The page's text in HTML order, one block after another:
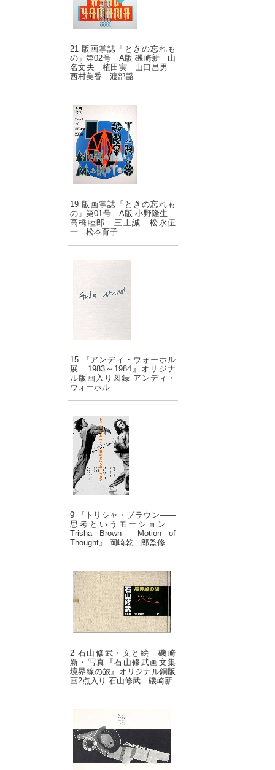
21 版画掌誌「ときの忘れも
の」第02号 A版 磯崎新 山
名文夫 植田実 山口昌男
西村美香 渡部豁
19 版画掌誌「ときの忘れも
の」第01号 A版 小野隆生
高橋睦郎 三上誠 松永伍
一 松本育子
15 『アンディ・ウォーホル
展 1983～1984』オリジナ
ル版画入り図録 アンディ・
ウォーホル
9 『トリシャ・ブラウン――
思考というモーション
Trisha Brown――Motion of
Thought』 岡崎乾二郎監修
2 石山修武・文と絵 磯崎
新・写真『石山修武画文集
境界線の旅』オリジナル銅版
画2点入り 石山修武 磯崎新